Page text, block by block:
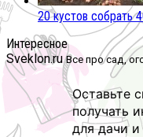
20 кустов собрать
Интересное
Sveklon.ru Все про сад,
Оставьте
получать
для дачи